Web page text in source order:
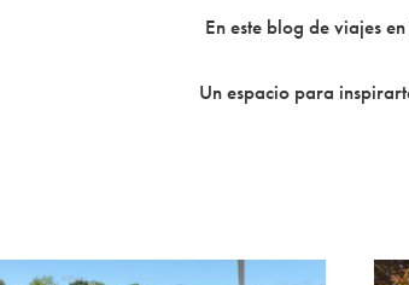
En este blog de viajes
Un espacio para